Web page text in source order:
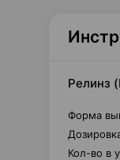
Релинз
Форма
Кол-во в